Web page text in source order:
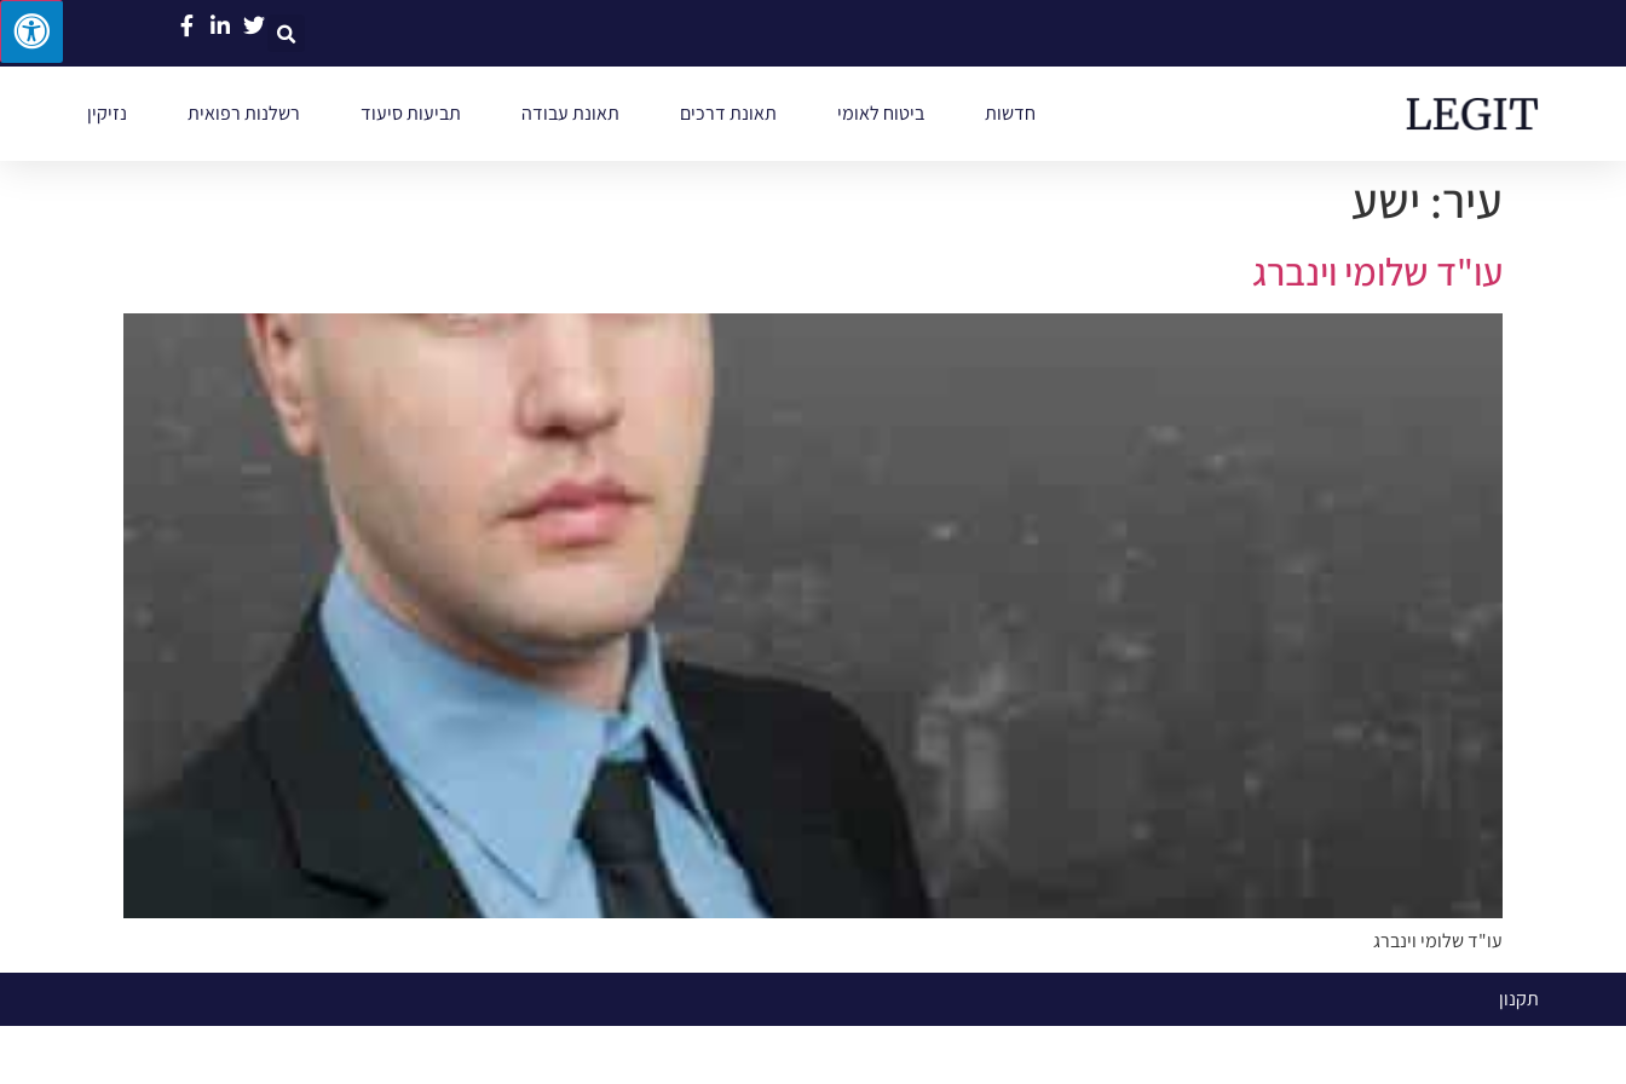
חדשות ביטוח לאומי תאונת דרכים תאונת עבודה תביעות סיעוד רשלנות רפואית נזיקין
עיר: ישע
עו"ד שלומי וינברג
עו"ד שלומי וינברג
תקנון